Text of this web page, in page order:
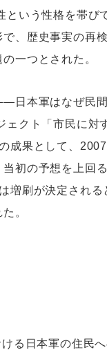
という性格を帯び
で、歴史事実の再
一つとされた。
日本軍はなぜ民
ェクト「市民に対
成果として、
初の予想を上回
増刷が決定される
。
ける日本軍の住民